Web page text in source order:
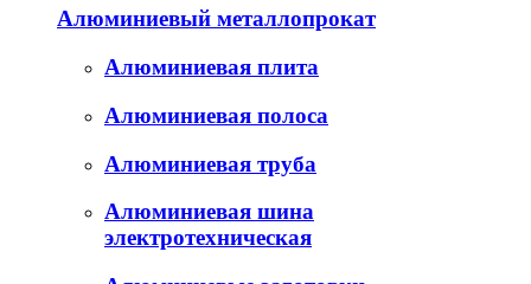
Алюминиевый металлопрокат
Алюминиевая плита
Алюминиевая полоса
Алюминиевая труба
Алюминиевая шина
электротехническая